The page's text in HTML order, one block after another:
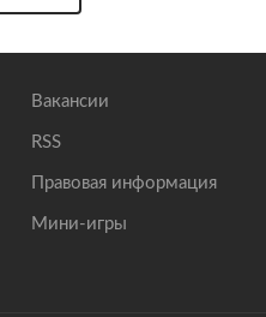
Вакансии
RSS
Правовая информация
Мини-игры